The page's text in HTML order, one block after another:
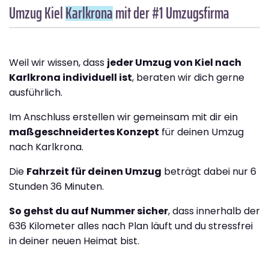
Umzug KielKarlkronamit der #1 Umzugsfirma
Weil wir wissen, dass jeder Umzug von Kiel nach
Karlkrona individuell ist, beraten wir dich gerne
ausführlich.
Im Anschluss erstellen wir gemeinsam mit dir ein
maßgeschneidertes Konzept für deinen Umzug
nach Karlkrona.
Die Fahrzeit für deinen Umzug beträgt dabei nur 6
Stunden 36 Minuten.
So gehst du auf Nummer sicher, dass innerhalb der
636 Kilometer alles nach Plan läuft und du stressfrei
in deiner neuen Heimat bist.